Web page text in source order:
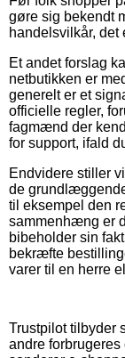
gøre sig bekendt
handelsvilkår, det
Et andet forslag
netbutikken er
generelt er et
officielle regler,
fagmænd der
for support, ifald
Endvidere stiller
de
til eksempel den
sammenhæng er
bibeholder sin
bekræfte
varer til en herre
Trustpilot tilbyder
andre